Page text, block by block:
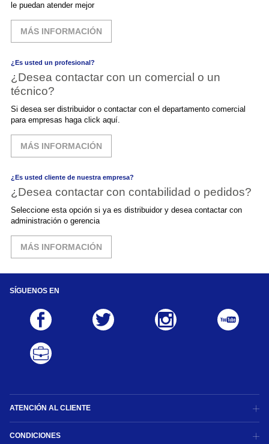
le puedan atender mejor
MÁS INFORMACIÓN
¿Es usted un profesional?
¿Desea contactar con un comercial o un
técnico?
Si desea ser distribuidor o contactar con el departamento comercial
para empresas haga click aquí.
MÁS INFORMACIÓN
¿Es usted cliente de nuestra empresa?
¿Desea contactar con contabilidad o pedidos?
Seleccione esta opción si ya es distribuidor y desea contactar con
administración o gerencia
MÁS INFORMACIÓN
SÍGUENOS EN
ATENCIÓN AL CLIENTE
CONDICIONES